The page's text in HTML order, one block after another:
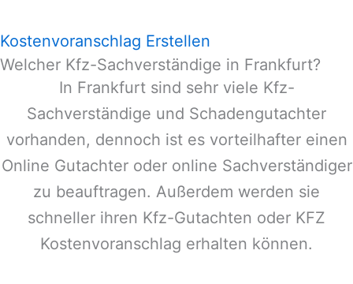
Kostenvoranschlag Erstellen
Welcher Kfz-Sachverständige in Frankfurt?
In Frankfurtsind sehr viele Kfz-
Sachverständige und Schadengutachter
vorhanden, dennoch ist es vorteilhafter einen
Online Gutachter oder online Sachverständiger
zu beauftragen. Außerdem werden sie
schneller ihren Kfz-Gutachten oder KFZ
Kostenvoranschlag erhalten können.